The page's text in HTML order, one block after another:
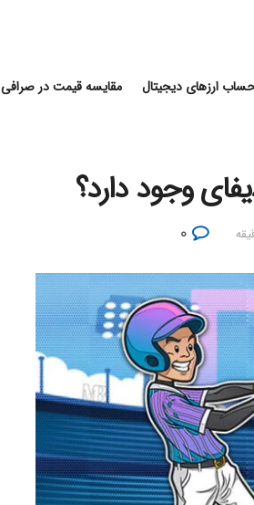
ارزهای دیجیتال مقایسه قیمت در صرافی
وجود دارد؟